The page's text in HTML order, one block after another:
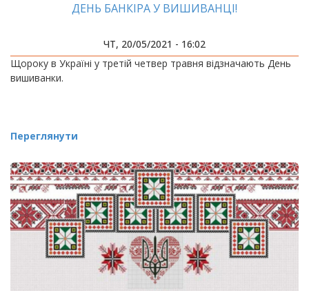
ДЕНЬ БАНКІРА У ВИШИВАНЦІ!
ЧТ, 20/05/2021 - 16:02
Щороку в Україні у третій четвер травня відзначають День
вишиванки.
Переглянути